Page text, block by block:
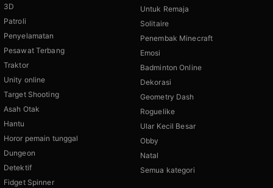
3D
Patroli
Penyelamatan
Pesawat Terbang
Traktor
Unity online
Target Shooting
Asah Otak
Hantu
Horor pemain tunggal
Dungeon
Detektif
Fidget Spinner
Untuk Remaja
Solitaire
Penembak Minecraft
Emosi
Badminton Online
Dekorasi
Geometry Dash
Roguelike
Ular Kecil Besar
Obby
Natal
Semua kategori